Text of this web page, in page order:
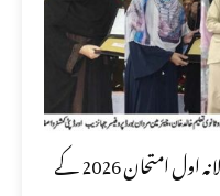
تعلیمی بورڈ مردان نے ایس ایس سی سالانہ اول امتحان 2026 کے